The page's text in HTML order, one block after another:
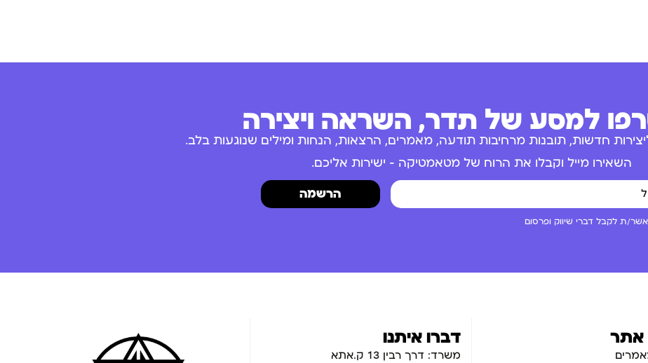
למסע של תדר, השראה ויצירה
חדשות, תובנות מרחיבות תודעה, מאמרים, הרצאות, הנחות ומילים שנוגעות בלב.
השאירו מייל וקבלו את הרוח של מטאמטיקה – ישירות אליכם.
ת לקבל דברי שיווק ופרסום
הרשמה
אתר דברו איתנו
משרד: דרך רבין 13 ק.אתא